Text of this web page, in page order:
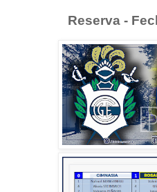
Reserva -